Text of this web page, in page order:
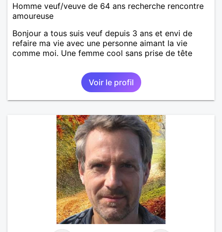
Homme veuf/veuve de 64 ans recherche rencontre
amoureuse
Bonjour a tous suis veuf depuis 3 ans et envi de
refaire ma vie avec une personne aimant la vie
comme moi. Une femme cool sans prise de tête
Voir le profil